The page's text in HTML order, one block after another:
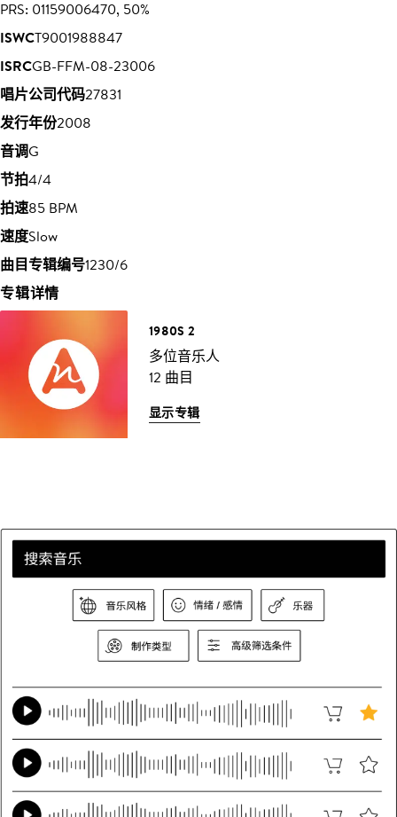
PRS: 01159006470, 50%
ISWCT9001988847
ISRCGB-FFM-08-23006
唱片公司代码27831
发行年份2008
音调G
节拍4/4
拍速85 BPM
速度Slow
曲目专辑编号1230/6
专辑详情
1980S 2
多位音乐人
12 曲目
显示专辑